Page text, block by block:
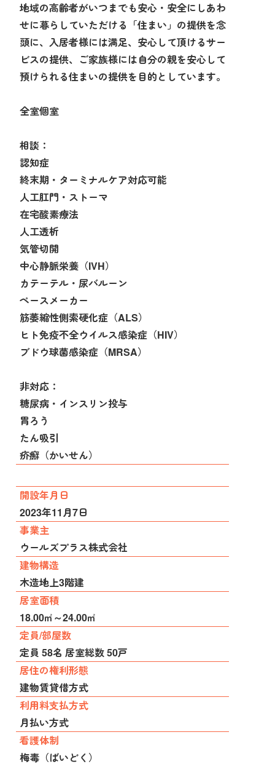
地域の高齢者がいつまでも安心・安全にしあわ
せに暮らしていただける「住まい」の提供を念
頭に、入居者様には満足、安心して頂けるサー
ビスの提供、ご家族様には自分の親を安心して
預けられる住まいの提供を目的としています。
全室個室
相談：
認知症
終末期・ターミナルケア対応可能
人工肛門・ストーマ
在宅酸素療法
人工透析
気管切開
中心静脈栄養（IVH）
カテーテル・尿バルーン
ペースメーカー
筋萎縮性側索硬化症（ALS）
ヒト免疫不全ウイルス感染症（HIV）
ブドウ球菌感染症（MRSA）
非対応：
糖尿病・インスリン投与
胃ろう
たん吸引
疥癬（かいせん）
開設年月日
2023年11月7日
事業主
ウールズプラス株式会社
建物構造
木造地上3階建
居室面積
18.00㎡～24.00㎡
定員/部屋数
定員 58名 居室総数 50戸
居住の権利形態
建物賃貸借方式
利用料支払方式
月払い方式
看護体制
梅毒（ばいどく）